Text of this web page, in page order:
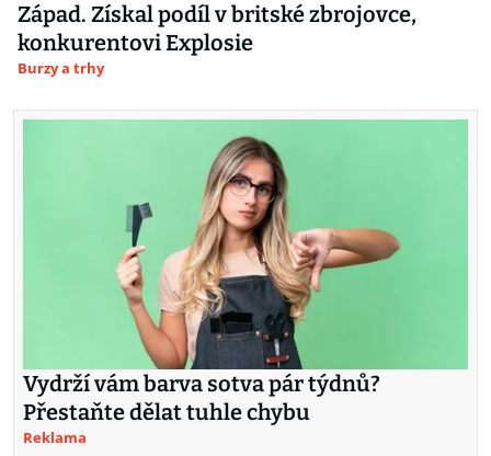
Západ. Získal podíl v britské zbrojovce,
konkurentovi Explosie
Burzy a trhy
Vydrží vám barva sotva pár týdnů?
Přestaňte dělat tuhle chybu
Reklama